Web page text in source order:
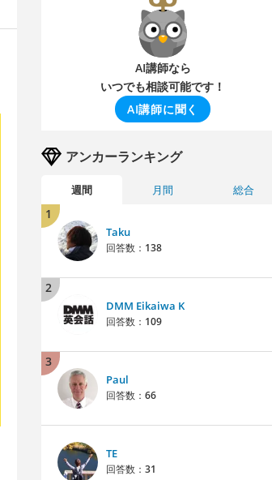
AI講師なら
いつでも相談可能です！
AI講師に聞く
アンカーランキング
週間 月間 総合
1
Taku
回答数： 138
2
DMM Eikaiwa K
回答数： 109
3
Paul
回答数： 66
TE
回答数： 31